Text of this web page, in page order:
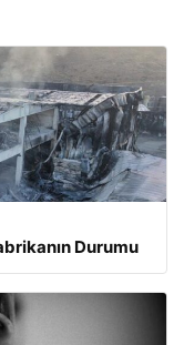
Durumu